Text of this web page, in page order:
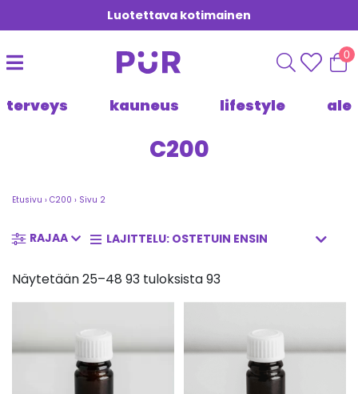
Luotettava kotimainen
0
terveys kauneus lifestyle ale
C200
Etusivu › C200 › Sivu 2
RAJAA
Näytetään 25–48 93 tuloksista 93